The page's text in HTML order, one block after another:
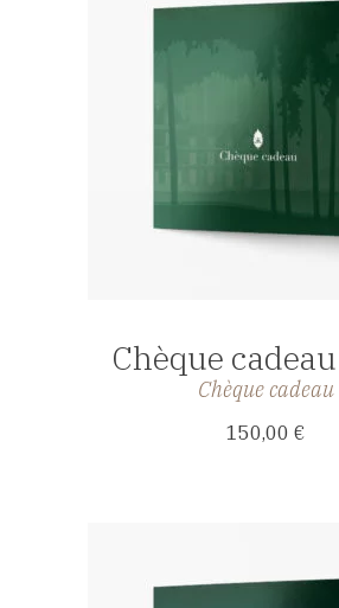
Chèque
Chèque cadeau
150,00 €